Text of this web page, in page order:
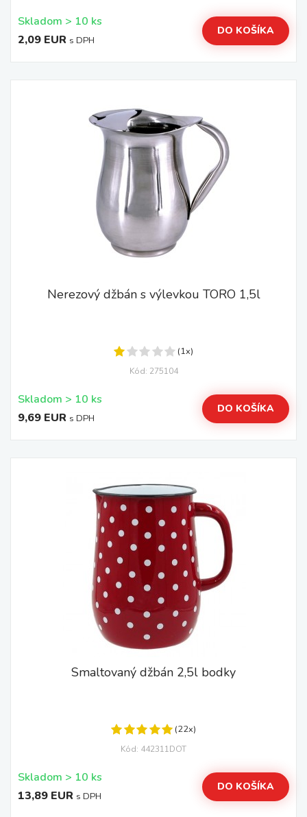
Skladom > 10 ks
2,09 EUR s DPH
DO KOŠÍKA
Nerezový džbán s výlevkou TORO 1,5l
(1x)
Kód: 275104
Skladom > 10 ks
9,69 EUR s DPH
DO KOŠÍKA
Smaltovaný džbán 2,5l bodky
(22x)
Kód: 442311DOT
Skladom > 10 ks
13,89 EUR s DPH
DO KOŠÍKA